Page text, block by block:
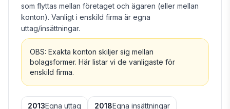
som flyttas mellan företaget och ägaren (eller mellan
konton). Vanligt i enskild firma är egna
uttag/insättningar.
OBS: Exakta konton skiljer sig mellan
bolagsformer. Här listar vi de vanligaste för
enskild firma.
2013Egna uttag 2018Egna insättningar